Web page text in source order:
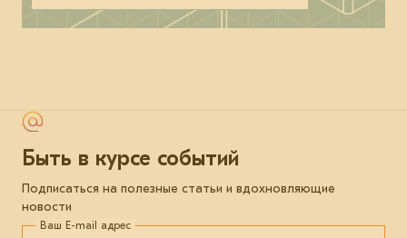
Быть в курсе событий
Подписаться на полезные статьи и вдохновляющие
новости
Ваш E-mail адрес